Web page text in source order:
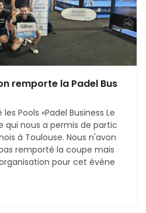
remporte la Padel Bus
Pools «Padel Business Le
qui nous a permis de partic
à Toulouse. Nous n'avon
remporté la coupe mais
pour cet événe